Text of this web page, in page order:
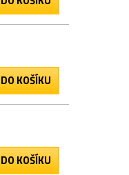
DO KOŠÍKU
DO KOŠÍKU